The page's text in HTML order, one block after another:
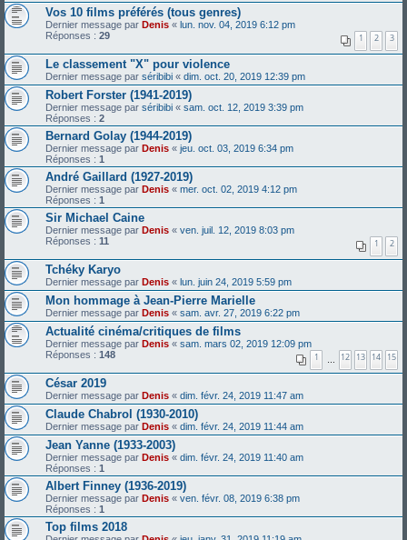
Vos 10 films préférés (tous genres)
Dernier message par Denis « lun. nov. 04, 2019 6:12 pm
Réponses : 29 1 2 3
Le classement "X" pour violence
Dernier message par séribibi « dim. oct. 20, 2019 12:39 pm
Robert Forster (1941-2019)
Dernier message par séribibi « sam. oct. 12, 2019 3:39 pm
Réponses : 2
Bernard Golay (1944-2019)
Dernier message par Denis « jeu. oct. 03, 2019 6:34 pm
Réponses : 1
André Gaillard (1927-2019)
Dernier message par Denis « mer. oct. 02, 2019 4:12 pm
Réponses : 1
Sir Michael Caine
Dernier message par Denis « ven. juil. 12, 2019 8:03 pm
Réponses : 11 1 2
Tchéky Karyo
Dernier message par Denis « lun. juin 24, 2019 5:59 pm
Mon hommage à Jean-Pierre Marielle
Dernier message par Denis « sam. avr. 27, 2019 6:22 pm
Actualité cinéma/critiques de films
Dernier message par Denis « sam. mars 02, 2019 12:09 pm
Réponses : 148 1 … 12 13 14 15
César 2019
Dernier message par Denis « dim. févr. 24, 2019 11:47 am
Claude Chabrol (1930-2010)
Dernier message par Denis « dim. févr. 24, 2019 11:44 am
Jean Yanne (1933-2003)
Dernier message par Denis « dim. févr. 24, 2019 11:40 am
Réponses : 1
Albert Finney (1936-2019)
Dernier message par Denis « ven. févr. 08, 2019 6:38 pm
Réponses : 1
Top films 2018